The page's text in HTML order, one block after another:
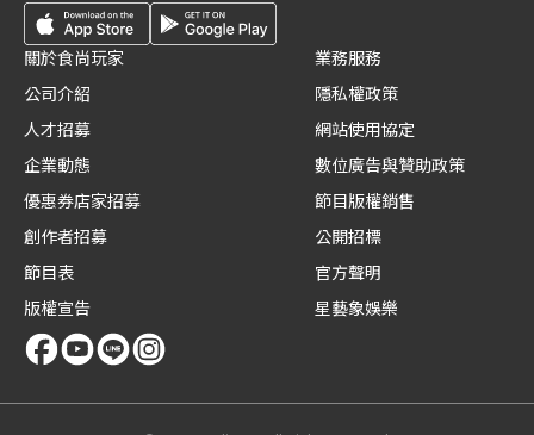
關於食尚玩家
公司介紹
人才招募
企業動態
優惠券店家招募
創作者招募
節目表
版權宣告
業務服務
隱私權政策
網站使用協定
數位廣告與贊助政策
節目版權銷售
公開招標
官方聲明
星藝象娛樂